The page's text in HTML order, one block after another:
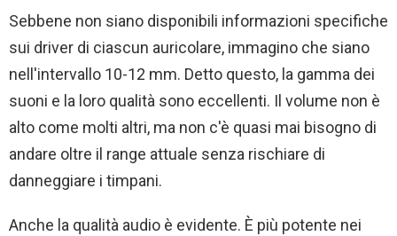
Sebbene non siano disponibili informazioni specifiche
sui driver di ciascun auricolare, immagino che siano
nell'intervallo 10-12 mm. Detto questo, la gamma dei
suoni e la loro qualità sono eccellenti. Il volume non è
alto come molti altri, ma non c'è quasi mai bisogno di
andare oltre il range attuale senza rischiare di
danneggiare i timpani.
Anche la qualità audio è evidente. È più potente nei